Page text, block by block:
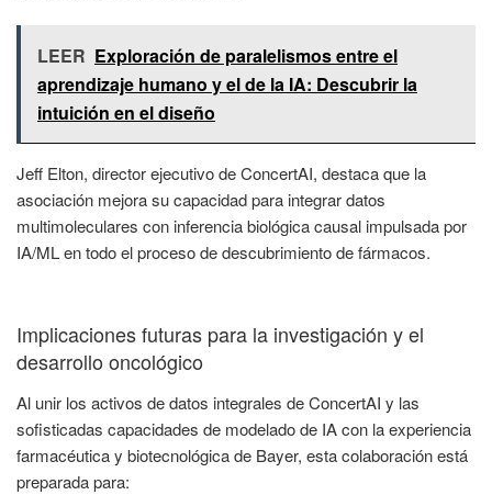
LEER Exploración de paralelismos entre el
aprendizaje humano y el de la IA: Descubrir la
intuición en el diseño
Jeff Elton, director ejecutivo de ConcertAI, destaca que la
asociación mejora su capacidad para integrar datos
multimoleculares con inferencia biológica causal impulsada por
IA/ML en todo el proceso de descubrimiento de fármacos.
Implicaciones futuras para la investigación y el
desarrollo oncológico
Al unir los activos de datos integrales de ConcertAI y las
sofisticadas capacidades de modelado de IA con la experiencia
farmacéutica y biotecnológica de Bayer, esta colaboración está
preparada para: